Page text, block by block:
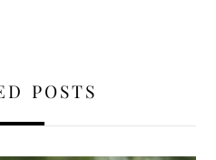
POSTS